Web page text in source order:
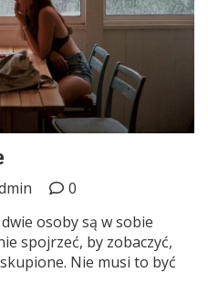
0
osoby są w sobie
spojrzeć, by zobaczyć,
Nie musi to być